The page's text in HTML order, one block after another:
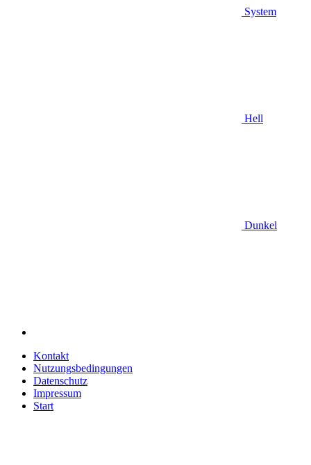
System
Hell
Dunkel
Kontakt
Nutzungsbedingungen
Datenschutz
Impressum
Start